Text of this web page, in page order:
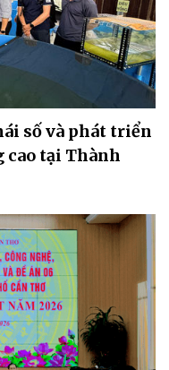
số và phát triển
cao tại Thành